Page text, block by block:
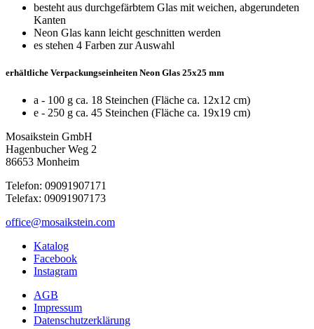
besteht aus durchgefärbtem Glas mit weichen, abgerundeten
Kanten
Neon Glas kann leicht geschnitten werden
es stehen 4 Farben zur Auswahl
erhältliche Verpackungseinheiten Neon Glas 25x25 mm
a - 100 g ca. 18 Steinchen (Fläche ca. 12x12 cm)
e - 250 g ca. 45 Steinchen (Fläche ca. 19x19 cm)
Mosaikstein GmbH
Hagenbucher Weg 2
86653 Monheim
Telefon: 09091907171
Telefax: 09091907173
office@mosaikstein.com
Katalog
Facebook
Instagram
AGB
Impressum
Datenschutzerklärung